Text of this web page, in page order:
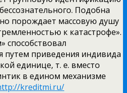
Подобна
порождает массовую душу
к катастрофе».
способствовал
путем приведения индивида
единице, т. е. вместо
в едином механизме
kreditmi.ru/